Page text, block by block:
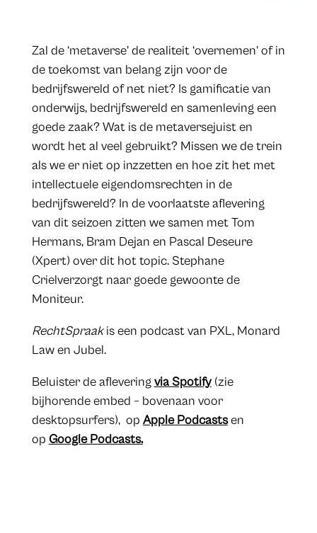
Zal de ‘metaverse’ de realiteit ‘overnemen’ of in
de toekomst van belang zijn voor de
bedrijfswereld of net niet? Is gamificatie van
onderwijs, bedrijfswereld en samenleving een
goede zaak? Wat is de metaversejuist en
wordt het al veel gebruikt? Missen we de trein
als we er niet op inzzetten en hoe zit het met
intellectuele eigendomsrechten in de
bedrijfswereld? In de voorlaatste aflevering
van dit seizoen zitten we samen met Tom
Hermans, Bram Dejan en Pascal Deseure
(Xpert) over dit hot topic. Stephane
Crielverzorgt naar goede gewoonte de
Moniteur.
RechtSpraakis een podcast van PXL, Monard
Law en Jubel.
Beluister de afleveringvia Spotify(zie
bijhorende embed – bovenaan voor
desktopsurfers), op Apple Podcastsen
op Google Podcasts.